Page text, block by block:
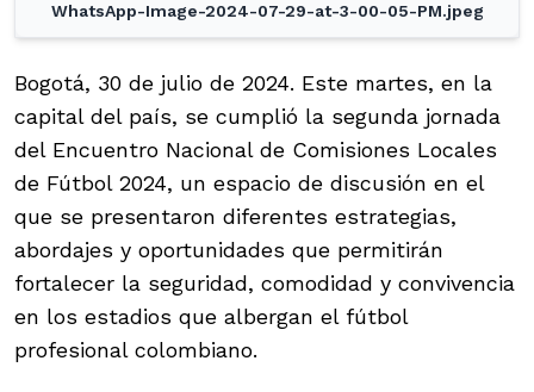
WhatsApp-Image-2024-07-29-at-3-00-05-PM.jpeg
Bogotá, 30 de julio de 2024. Este martes, en la
capital del país, se cumplió la segunda jornada
del Encuentro Nacional de Comisiones Locales
de Fútbol 2024, un espacio de discusión en el
que se presentaron diferentes estrategias,
abordajes y oportunidades que permitirán
fortalecer la seguridad, comodidad y convivencia
en los estadios que albergan el fútbol
profesional colombiano.